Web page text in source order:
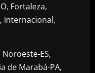
Fortaleza,
Internacional,
Noroeste-ES,
de Marabá-PA,